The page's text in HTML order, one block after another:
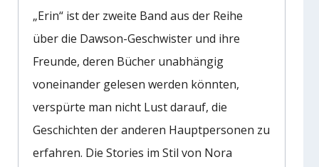
„Erin“ ist der zweite Band aus der Reihe
über die Dawson-Geschwister und ihre
Freunde, deren Bücher unabhängig
voneinander gelesen werden könnten,
verspürte man nicht Lust darauf, die
Geschichten der anderen Hauptpersonen zu
erfahren. Die Stories im Stil von Nora